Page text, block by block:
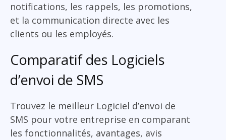
notifications, les rappels, les promotions,
et la communication directe avec les
clients ou les employés.
Comparatif des Logiciels
d’envoi de SMS
Trouvez le meilleur Logiciel d’envoi de
SMS pour votre entreprise en comparant
les fonctionnalités, avantages, avis